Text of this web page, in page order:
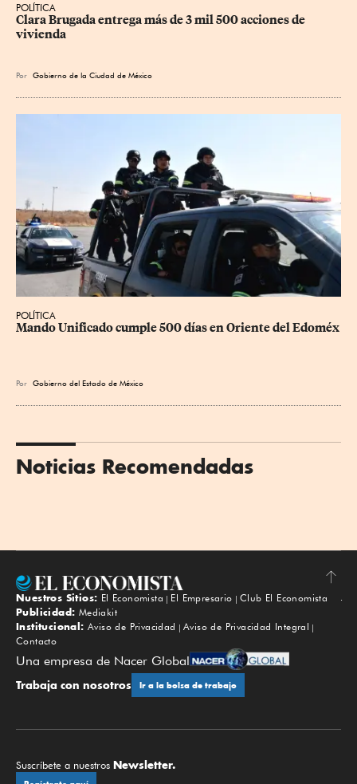
POLÍTICA
Clara Brugada entrega más de 3 mil 500 acciones de
vivienda
Por Gobierno de la Ciudad de México
POLÍTICA
Mando Unificado cumple 500 días en Oriente del Edoméx
Por Gobierno del Estado de México
Noticias Recomendadas
Subir
Nuestros Sitios: El Economista El Empresario
Club El Economista
Publicidad: Mediakit
Institucional: Aviso de Privacidad
Aviso de Privacidad Integral
Contacto
Una empresa de Nacer Global
Trabaja con nosotros Ir a la bolsa de trabajo
Suscríbete a nuestros Newsletter.